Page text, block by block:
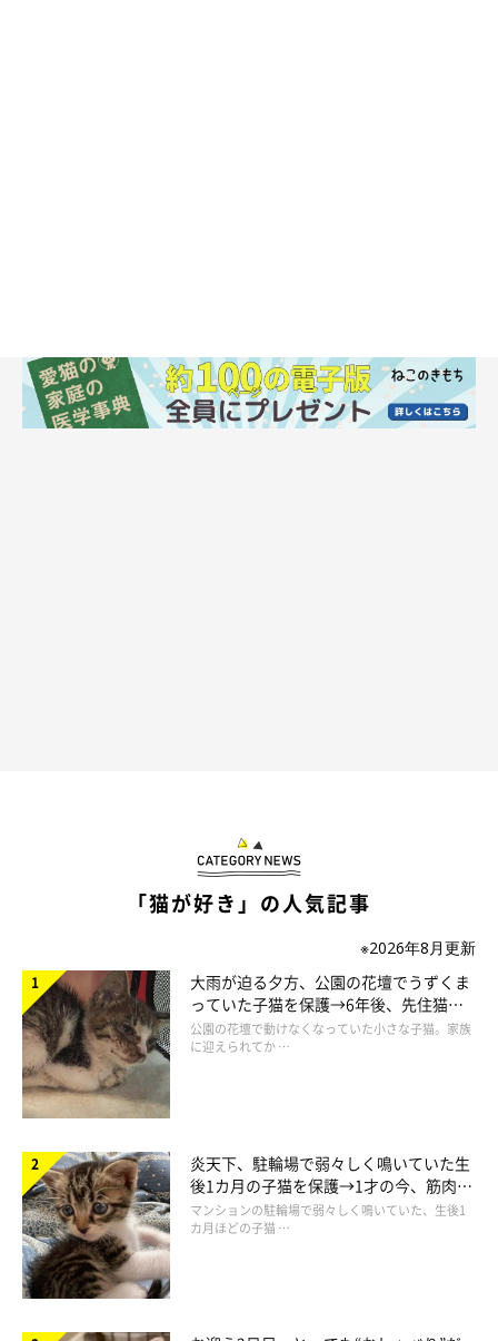
instagramアカウント
https://www.instagram.com/azuki_nekonote/
X（旧Twitter）アカウント
https://x.com/azuki_nekonote
「猫が好き」の人気記事
※2026年8月更新
大雨が迫る夕方、公園の花壇でうずくま
っていた子猫を保護→6年後、先住猫
と“姉妹”のような関係に
公園の花壇で動けなくなっていた小さな子猫。家族
に迎えられてか …
炎天下、駐輪場で弱々しく鳴いていた生
後1カ月の子猫を保護→1才の今、筋肉質
でツンデレなコに成長
マンションの駐輪場で弱々しく鳴いていた、生後1
カ月ほどの子猫 …